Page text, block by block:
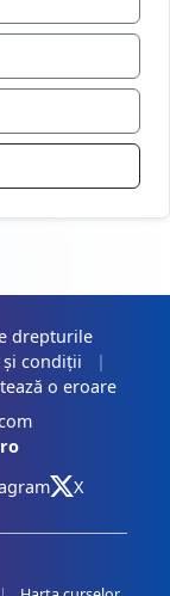
drepturile
și condiții
|
o eroare
X